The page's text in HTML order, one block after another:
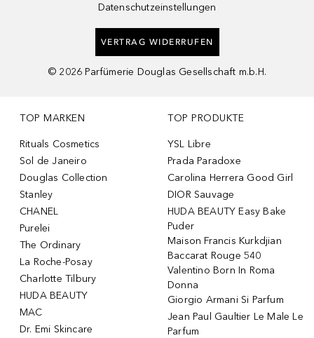
Datenschutzeinstellungen
VERTRAG WIDERRUFEN
© 2026 Parfümerie Douglas Gesellschaft m.b.H.
TOP MARKEN
Rituals Cosmetics
Sol de Janeiro
Douglas Collection
Stanley
CHANEL
Purelei
The Ordinary
La Roche-Posay
Charlotte Tilbury
HUDA BEAUTY
MAC
Dr. Emi Skincare
TOP PRODUKTE
YSL Libre
Prada Paradoxe
Carolina Herrera Good Girl
DIOR Sauvage
HUDA BEAUTY Easy Bake
Puder
Maison Francis Kurkdjian
Baccarat Rouge 540
Valentino Born In Roma
Donna
Giorgio Armani Si Parfum
Jean Paul Gaultier Le Male Le
Parfum